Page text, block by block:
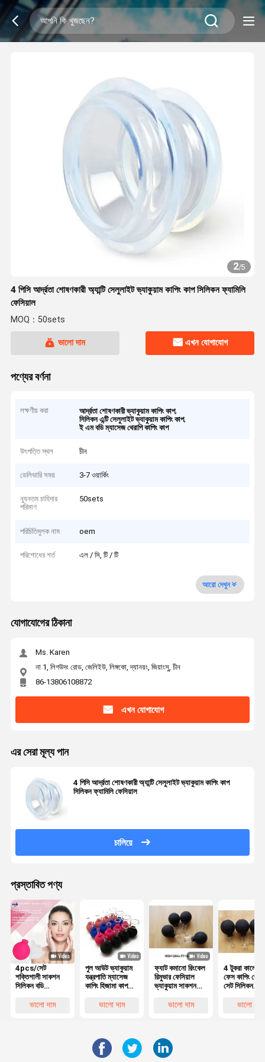
2/5
4 পিসি আর্দ্রতা শোষণকারী অ্যান্টি সেলুলাইট ভ্যাকুয়াম কাপিং কাপ সিলিকন ফ্যামিলি
ফেসিয়াল
MOQ：50sets
ভালো দাম এখন যোগাযোগ
পণ্যের বর্ণনা
লক্ষণীয় করা আর্দ্রতা শোষণকারী ভ্যাকুয়াম কাপিং কাপ,
সিলিকন এন্টি সেলুলাইট ভ্যাকুয়াম কাপিং কাপ,
ই এম বডি ম্যাসেজ থেরাপি কাপিং কাপ
উৎপত্তি স্থল চীন
ডেলিভারি সময় 3-7 ওয়ার্কিং
ন্যূনতম চাহিদার
পরিমাণ
50sets
পরিচিতিমুলক নাম oem
পরিশোধের শর্ত এল / সি, টি / টি
আরো দেখুন
যোগাযোগের ঠিকানা
Ms. Karen
না 1, লিগউদং রোড, জেলিইউ, লিঙ্গকো, দ্যানয়ং, জিয়াংসু, চীন
86-13806108872
এখন যোগাযোগ
এর সেরা মূল্য পান
4 পিসি আর্দ্রতা শোষণকারী অ্যান্টি সেলুলাইট ভ্যাকুয়াম কাপিং কাপ
সিলিকন ফ্যামিলি ফেসিয়াল
চালিয়ে
প্রস্তাবিত পণ্য
4pcs/সেট
শক্তিশালী সাকশন
সিলিকন বডি
কাপিং কাপ এন্টি
ভালো দাম
পুল আউট ভ্যাকুয়াম
যন্ত্রপাতি ম্যাসেজ
কাপিং হিজামা কাপ
ভালো দাম
ফ্যাট কমানো রিংকেল
রিমুভার ফেসিয়াল
ভ্যাকুয়াম সাকশন
সেলুলাইটভালো দাম
4 টুকরা কালো
ফেস কাপিং
সেট সিলিকন
ম্যাসেজ কাপ এন্টি
ভালো দাম